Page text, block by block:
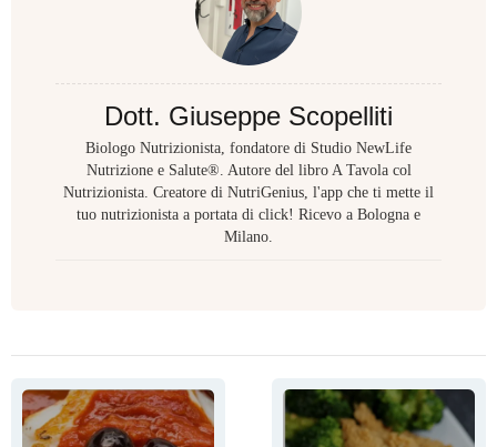
Dott. Giuseppe Scopelliti
Biologo Nutrizionista, fondatore di Studio NewLife
Nutrizione e Salute®. Autore del libro A Tavola col
Nutrizionista. Creatore di NutriGenius, l'app che ti mette il
tuo nutrizionista a portata di click! Ricevo a Bologna e
Milano.